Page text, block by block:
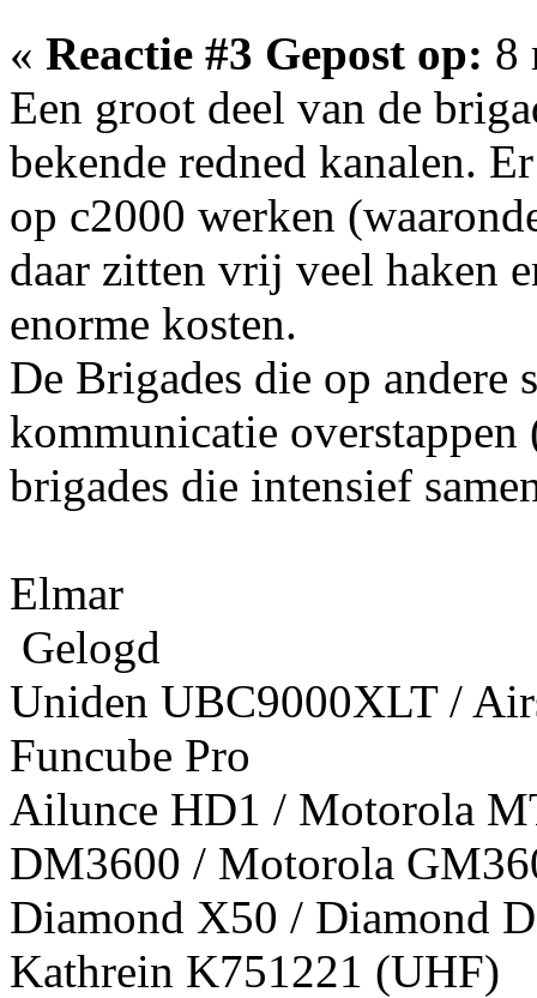
« Reactie #3 Gepost op: 8
Een groot deel van de
bekende redned kanalen.
op c2000 werken
daar zitten vrij veel haken
enorme kosten.
De Brigades die op andere
kommunicatie
brigades die intensief
Elmar
Gelogd
Uniden UBC9000XLT /
Funcube Pro
Ailunce HD1 / Motorola
DM3600 / Motorola
Diamond X50 / Diamond
Kathrein K751221 (UHF)